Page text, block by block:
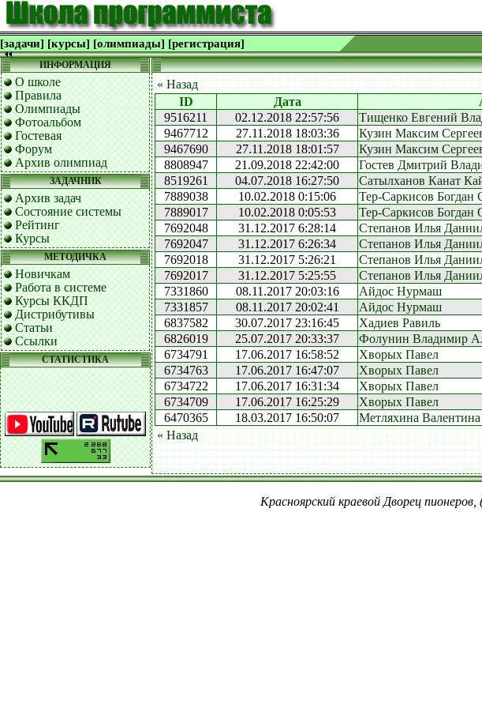
[задачи] [курсы] [олимпиады] [регистрация]
ИНФОРМАЦИЯ
О школе
Правила
Олимпиады
Фотоальбом
Гостевая
Форум
Архив олимпиад
ЗАДАЧНИК
Архив задач
Состояние системы
Рейтинг
Курсы
МЕТОДИЧКА
Новичкам
Работа в системе
Курсы ККДП
Дистрибутивы
Статьи
Ссылки
СТАТИСТИКА
« Назад
ID
Дата
9516211
02.12.2018 22:57:56 Тищенко Евгений
9467712
27.11.2018 18:03:36 Кузин Максим
9467690
27.11.2018 18:01:57 Кузин Максим
8808947
21.09.2018 22:42:00 Гостев Дмитрий
8519261
04.07.2018 16:27:50 Сатылханов Канат
7889038
10.02.2018 0:15:06 Тер-Саркисов Богдан
7889017
10.02.2018 0:05:53 Тер-Саркисов Богдан
7692048
31.12.2017 6:28:14 Степанов Илья
7692047
31.12.2017 6:26:34 Степанов Илья
7692018
31.12.2017 5:26:21 Степанов Илья
7692017
31.12.2017 5:25:55 Степанов Илья
7331860
08.11.2017 20:03:16 Айдос Нурмаш
7331857
08.11.2017 20:02:41 Айдос Нурмаш
6837582
30.07.2017 23:16:45 Хадиев Равиль
6826019
25.07.2017 20:33:37 Фолунин Владимир
6734791
17.06.2017 16:58:52 Хворых Павел
6734763
17.06.2017 16:47:07 Хворых Павел
6734722
17.06.2017 16:31:34 Хворых Павел
6734709
17.06.2017 16:25:29 Хворых Павел
6470365
18.03.2017 16:50:07 Метляхина
« Назад
Красноярский краевой Дворец